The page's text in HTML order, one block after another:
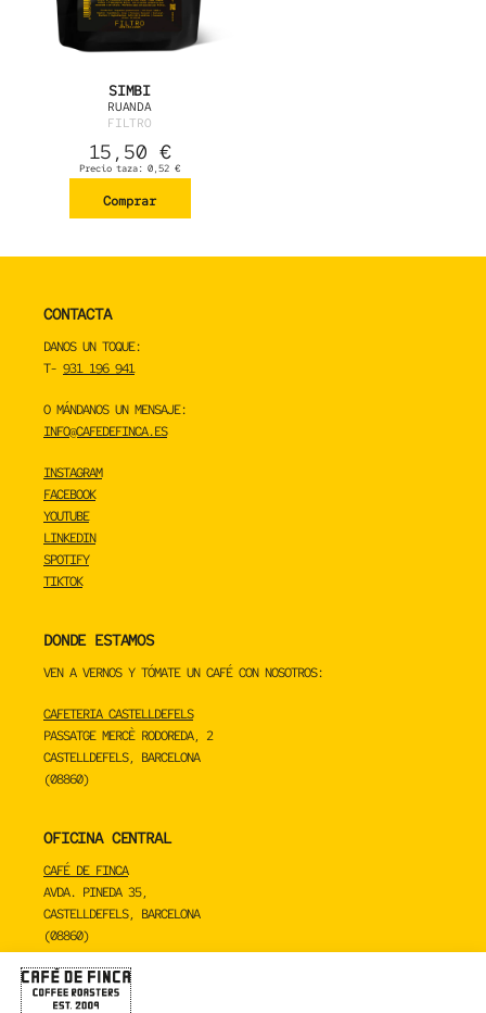
SIMBI
RUANDA
FILTRO
15,50 €
Precio taza:0,52 €
Comprar
CONTACTA
DANOS UN TOQUE:
T- 931 196 941
O MÁNDANOS UN MENSAJE:
INFO@CAFEDEFINCA.ES
INSTAGRAM
FACEBOOK
YOUTUBE
LINKEDIN
SPOTIFY
TIKTOK
DONDE ESTAMOS
VEN A VERNOS Y TÓMATE UN CAFÉ CON NOSOTROS:
CAFETERIA CASTELLDEFELS
PASSATGE MERCÈ RODOREDA, 2
CASTELLDEFELS, BARCELONA
(08860)
OFICINA CENTRAL
CAFÉ DE FINCA
AVDA. PINEDA 35,
CASTELLDEFELS, BARCELONA
(08860)
TOSTADERO